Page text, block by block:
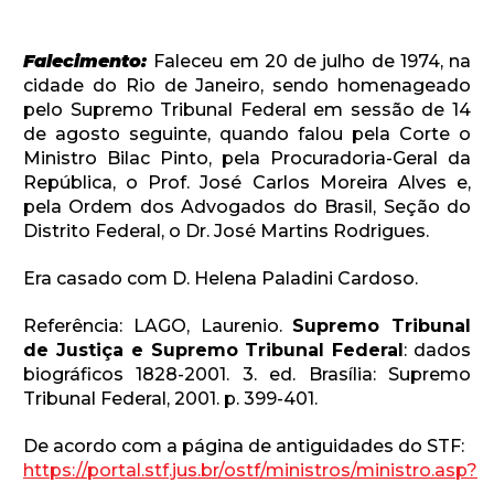
Falecimento: Faleceu em 20 de julho de 1974, na
cidade do Rio de Janeiro, sendo homenageado
pelo Supremo Tribunal Federal em sessão de 14
de agosto seguinte, quando falou pela Corte o
Ministro Bilac Pinto, pela Procuradoria-Geral da
República, o Prof. José Carlos Moreira Alves e,
pela Ordem dos Advogados do Brasil, Seção do
Distrito Federal, o Dr. José Martins Rodrigues.
Era casado com D. Helena Paladini Cardoso.
Referência: LAGO, Laurenio. Supremo Tribunal
de Justiça e Supremo Tribunal Federal : dados
biográficos 1828-2001. 3. ed. Brasília: Supremo
Tribunal Federal, 2001. p. 399-401.
De acordo com a página de antiguidades do STF:
https://portal.stf.jus.br/ostf/ministros/ministro.asp?